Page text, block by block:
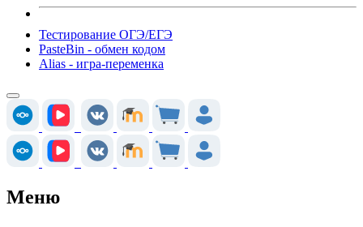
Тестирование ОГЭ/ЕГЭ
PasteBin - обмен кодом
Alias - игра-переменка
Меню